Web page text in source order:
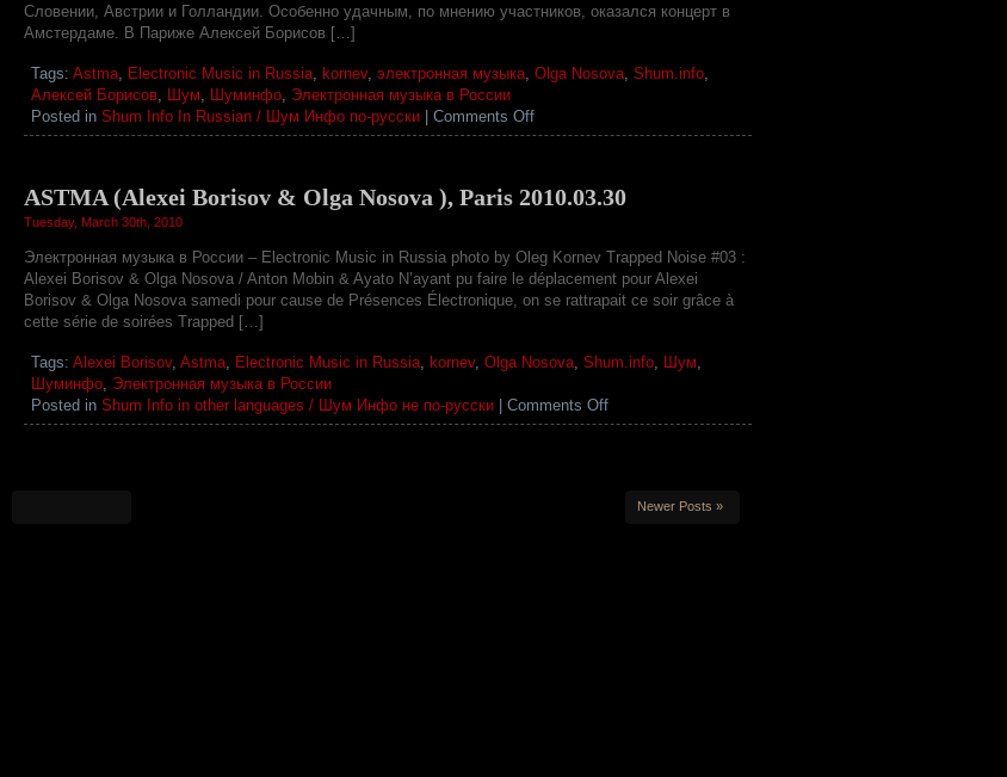
Словении, Австрии и Голландии. Особенно удачным, по мнению участников, оказался концерт в
Амстердаме. В Париже Алексей Борисов […]
Tags: Astma, Electronic Music in Russia, kornev, электронная музыка, Olga Nosova, Shum.info,
Алексей Борисов, Шум, Шуминфо, Электронная музыка в России
Posted in Shum Info In Russian / Шум Инфо по-русски Comments Offon
ASTMA
Ольга
Париже
2010.03.30
ASTMA (Alexei Borisov & Olga Nosova ), Paris 2010.03.30
Tuesday, March 30th, 2010
Электронная музыка в России – Electronic Music in Russia photo by Oleg Kornev Trapped Noise #03 :
Alexei Borisov & Olga Nosova / Anton Mobin & Ayato N’ayant pu faire le déplacement pour Alexei
Borisov & Olga Nosova samedi pour cause de Présences Électronique, on se rattrapait ce soir grâce à
cette série de soirées Trapped […]
Tags: Alexei Borisov, Astma, Electronic Music in Russia, kornev, Olga Nosova, Shum.info, Шум,
Шуминфо, Электронная музыка в России
Posted in Shum Info in other languages / Шум Инфо не по-русски Comments Offon
ASTMA
OlgaNewer Posts »